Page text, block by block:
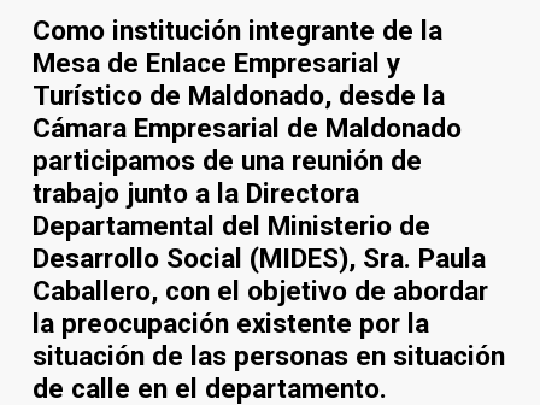
Como institución integrante de la
Mesa de Enlace Empresarial y
Turístico de Maldonado, desde la
Cámara Empresarial de Maldonado
participamos de una reunión de
trabajo junto a la Directora
Departamental del Ministerio de
Desarrollo Social (MIDES), Sra. Paula
Caballero, con el objetivo de abordar
la preocupación existente por la
situación de las personas en situación
de calle en el departamento.